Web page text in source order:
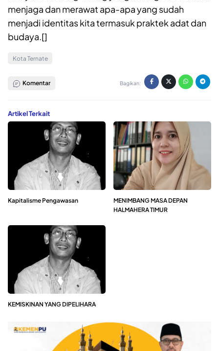
menjaga dan merawat apa-apa yang sudah
menjadi identitas kita termasuk praktek adat dan
budaya.[]
Kota Ternate
Komentar Bagikan:
Artikel Terkait
Kapitalisme Pengawasan
MENIMBANG MASA DEPAN
HALMAHERA TIMUR
KEMISKINAN YANG DIPELIHARA